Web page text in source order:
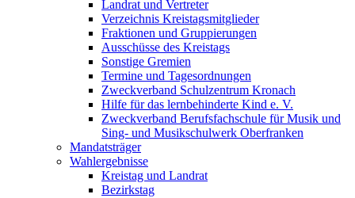
Landrat und Vertreter
Verzeichnis Kreistagsmitglieder
Fraktionen und Gruppierungen
Ausschüsse des Kreistags
Sonstige Gremien
Termine und Tagesordnungen
Zweckverband Schulzentrum Kronach
Hilfe für das lernbehinderte Kind e. V.
Zweckverband Berufsfachschule für Musik und
Sing- und Musikschulwerk Oberfranken
Mandatsträger
Wahlergebnisse
Kreistag und Landrat
Bezirkstag